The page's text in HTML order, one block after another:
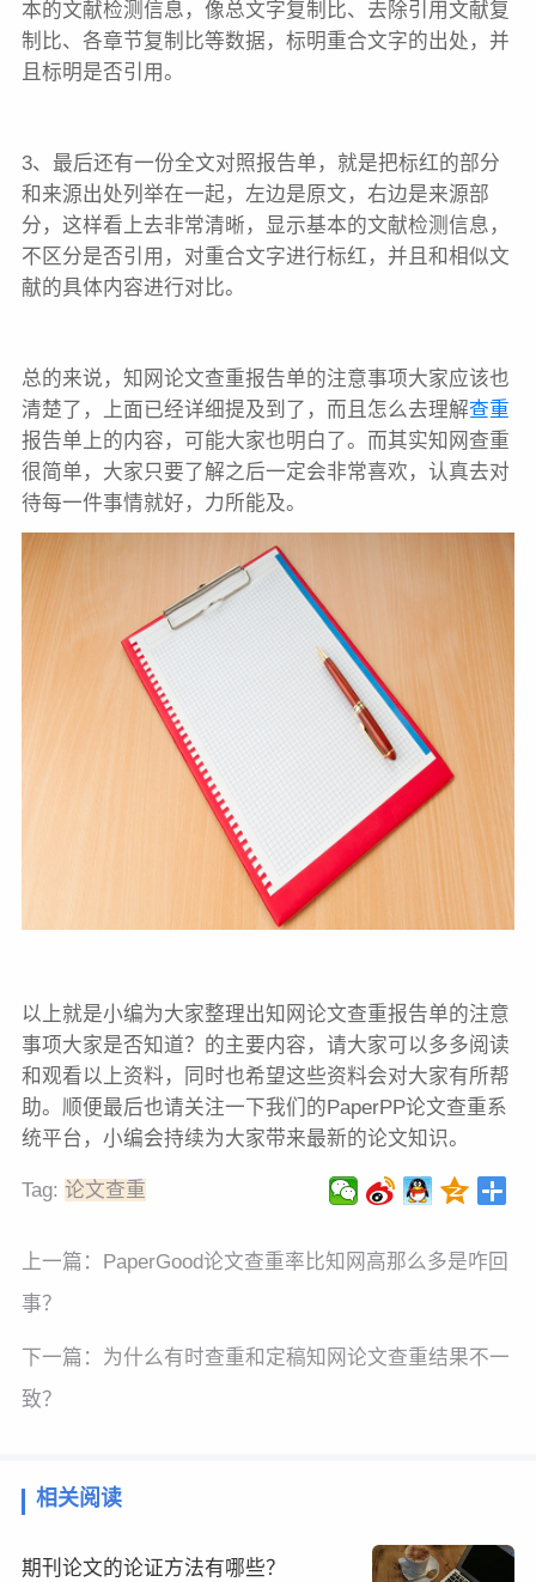
本的文献检测信息，像总文字复制比、去除引用文献复
制比、各章节复制比等数据，标明重合文字的出处，并
且标明是否引用。
3、最后还有一份全文对照报告单，就是把标红的部分
和来源出处列举在一起，左边是原文，右边是来源部
分，这样看上去非常清晰，显示基本的文献检测信息，
不区分是否引用，对重合文字进行标红，并且和相似文
献的具体内容进行对比。
总的来说，知网论文查重报告单的注意事项大家应该也
清楚了，上面已经详细提及到了，而且怎么去理解查重
报告单上的内容，可能大家也明白了。而其实知网查重
很简单，大家只要了解之后一定会非常喜欢，认真去对
待每一件事情就好，力所能及。
以上就是小编为大家整理出知网论文查重报告单的注意
事项大家是否知道？的主要内容，请大家可以多多阅读
和观看以上资料，同时也希望这些资料会对大家有所帮
助。顺便最后也请关注一下我们的PaperPP论文查重系
统平台，小编会持续为大家带来最新的论文知识。
Tag: 论文查重
上一篇： PaperGood论文查重率比知网高那么多是咋回
事？
下一篇： 为什么有时查重和定稿知网论文查重结果不一
致？
相关阅读
期刊论文的论证方法有哪些？